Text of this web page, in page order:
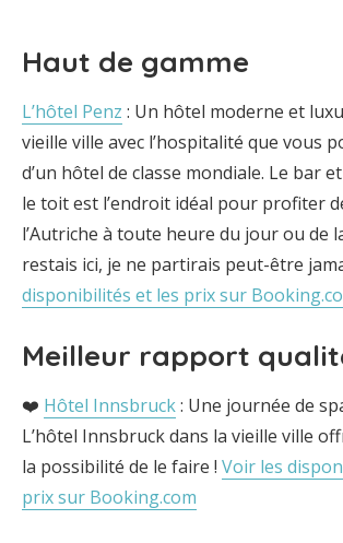
Haut de gamme
L’hôtel Penz : Un hôtel moderne et
vieille ville avec l’hospitalité que vous
d’un hôtel de classe mondiale. Le bar
le toit est l’endroit idéal pour profiter
l’Autriche à toute heure du jour ou de
restais ici, je ne partirais peut-être
disponibilités et les prix sur
Meilleur rapport
❤️ Hôtel Innsbruck: Une journée de
L’hôtel Innsbruck dans la vieille ville
la possibilité de le faire ! Voir les
prix sur Booking.com